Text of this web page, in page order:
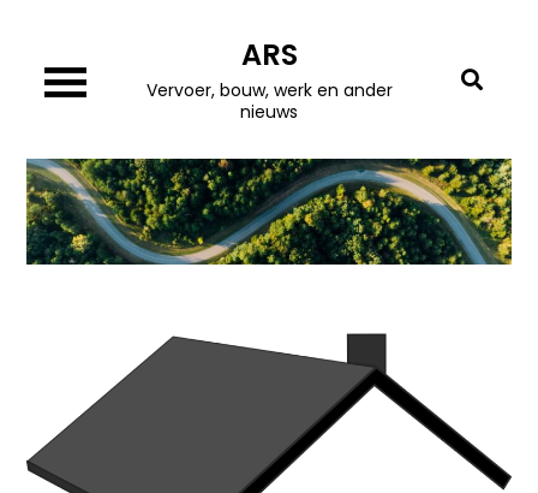
content
ARS
Vervoer, bouw, werk en ander
nieuws